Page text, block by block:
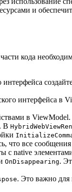
и
кода
интерфейса в
в
В
что все
с native
OnDisappearing.
. Это важно для